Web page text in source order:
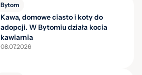
Bytom
Kawa, domowe ciasto i koty do
adopcji. W Bytomiu działa kocia
kawiarnia
08.07.2026